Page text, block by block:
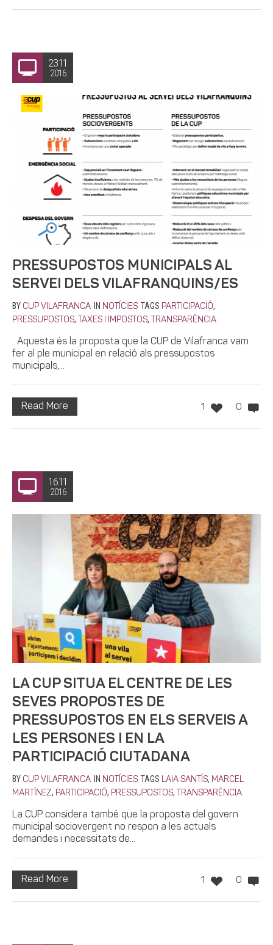
23.11
2016
PRESSUPOSTOS MUNICIPALS AL
SERVEI DELS VILAFRANQUINS/ES
BY CUP VILAFRANCA IN NOTÍCIES TAGS PARTICIPACIÓ,
PRESSUPOSTOS, TAXES I IMPOSTOS, TRANSPARÈNCIA
Aquesta és la proposta que la CUP de Vilafranca vam
fer al ple municipal en relació als pressupostos
municipals,...
1 0
Read More
16.11
2016
LA CUP SITUA EL CENTRE DE LES
SEVES PROPOSTES DE
PRESSUPOSTOS EN ELS SERVEIS A
LES PERSONES I EN LA
PARTICIPACIÓ CIUTADANA
BY CUP VILAFRANCA IN NOTÍCIES TAGS LAIA SANTÍS, MARCEL
MARTÍNEZ, PARTICIPACIÓ, PRESSUPOSTOS, TRANSPARÈNCIA
La CUP considera també que la proposta del govern
municipal sociovergent no respon a les actuals
demandes i necessitats de...
1 0
Read More